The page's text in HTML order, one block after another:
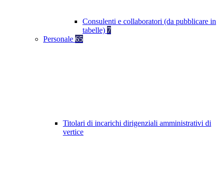
Consulenti e collaboratori (da pubblicare in
tabelle) 7
Personale 65
Titolari di incarichi dirigenziali amministrativi di
vertice